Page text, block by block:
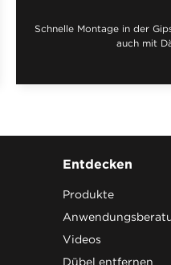
Schnelle Montage in der
auch mit
Entdecken
Produkte
Videos
Dübel entfernen